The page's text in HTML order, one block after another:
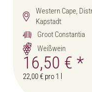
Western Cape,
Kapstadt
Groot Constantia
Weißwein
16,50 € *
22,00 € pro 1 l